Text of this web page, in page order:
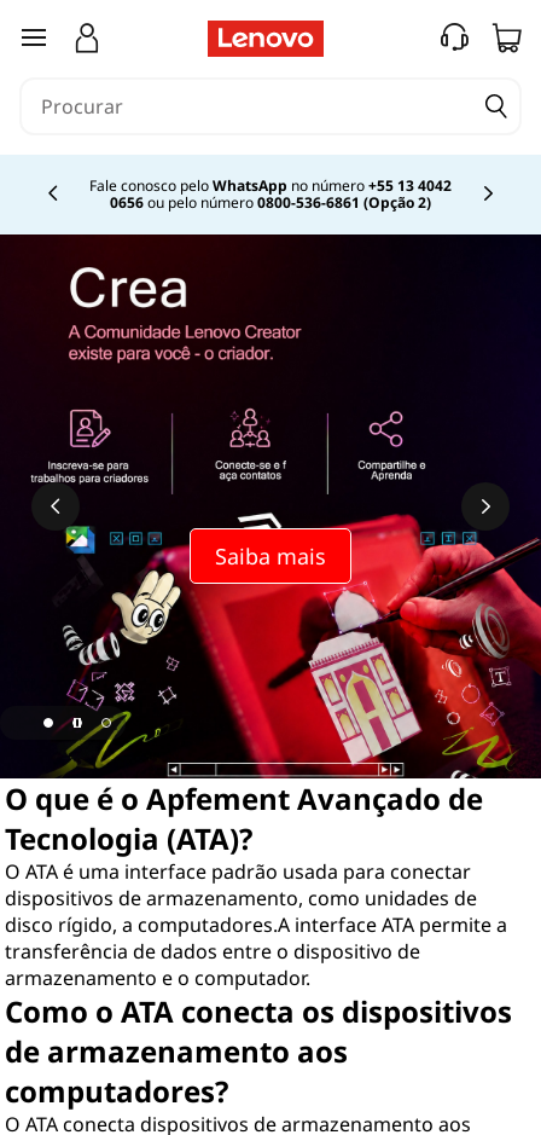
saltar para o conteúdo principal
Fale conosco peloWhatsApp no número+55 13 4042
0656ou pelo número0800-536-6861 (Opção 2)
Currently displaying item 2 of
Saiba mais
O que é o Apfement Avançado de
Tecnologia (ATA)?
O ATA é uma interface padrão usada para conectar
dispositivos de armazenamento, como unidades de
disco rígido, a computadores.A interface ATA permite a
transferência de dados entre o dispositivo de
armazenamento e o computador.
Como o ATA conecta os dispositivos
de armazenamento aos
computadores?
O ATA conecta dispositivos de armazenamento aos